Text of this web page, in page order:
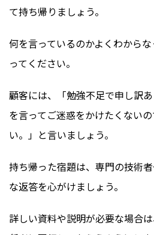
て持ち帰りましょう。
何を言っているのかよくわから
ってください。
顧客には、「勉強不足で申し訳
を言ってご迷惑をかけたくない
い。」と言いましょう。
持ち帰った宿題は、専門の技術
な返答を心がけましょう。
詳しい資料や説明が必要な場合